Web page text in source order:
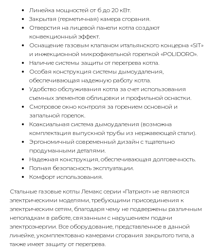
Линейка мощностей от б до 20 кВт.
Закрытая (герметичная) камера сгорания.
Отверстия на лицевой панели котла создают
конвекционный эффект.
Оснащение газовым клапаном итальянского концерна «SIT»
и инжекционной микрофакельной горелкой «POLIDORO».
Наличие системы защиты от перегрева котла.
Особая конструкция системы дымоудаления,
обеспечивающая надежную работу котла.
Удобство обслуживания котла за счет использования
съемных элементов облицовки и профильной оснастки.
Смотровое окно контроля за горением основной и
запальной горелок.
Коаксиальная система дымоудаления (возможна
комплектация выпускной трубы из нержавеющей стали).
Эргономичный современный дизайн с тщательно
продуманными деталями.
Надежная конструкция, обеспечивающая долговечность.
Полная безопасность эксплуатации.
Комфорт использования.
Стальные газовые котлы Лемакс серии «Патриот» не являются
электрическими моделями, требующими присоединения к
электрическим сетям, благодаря чему не подвержены различным
неполадкам в работе, связанным с нарушением подачи
электроэнергии. Все оборудование, представленное в данной
линейке, укомплектовано камерами сгорания закрытого типа, а
также имеет защиту от перегрева.
Адрес
Г.Москва Волоколамское шоссе,
71/22к2
Пн-вс с 9:00 до 18:00
8 495 233-79-79
8 985 233-79-79
КОНТАКТЫ